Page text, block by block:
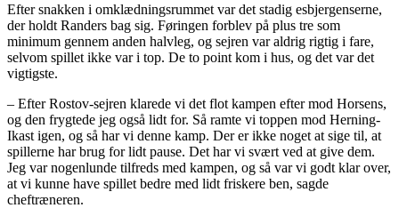
Efter snakken i omklædningsrummet var det stadig esbjergenserne,
der holdt Randers bag sig. Føringen forblev på plus tre som
minimum gennem anden halvleg, og sejren var aldrig rigtig i fare,
selvom spillet ikke var i top. De to point kom i hus, og det var det
vigtigste.
– Efter Rostov-sejren klarede vi det flot kampen efter mod Horsens,
og den frygtede jeg også lidt for. Så ramte vi toppen mod Herning-
Ikast igen, og så har vi denne kamp. Der er ikke noget at sige til, at
spillerne har brug for lidt pause. Det har vi svært ved at give dem.
Jeg var nogenlunde tilfreds med kampen, og så var vi godt klar over,
at vi kunne have spillet bedre med lidt friskere ben, sagde
cheftræneren.